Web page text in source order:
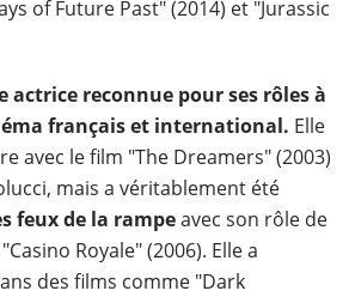
of Future Past" (2014) et "Jurassic
actrice reconnue pour ses rôles à
français et international. Elle
avec le film "The Dreamers" (2003)
mais a véritablement été
feux de la rampeavec son rôle de
Royale" (2006). Elle a
des films comme "Dark